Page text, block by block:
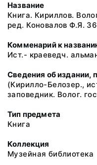
Название
Книга. Кириллов.
ред. Коновалов Ф.Я.
Комменарий к
Ист.- краеведч.
Сведения об издании,
(Кирилло-Белозер.,
заповедник. Волог.
Тип предмета
Книга
Коллекция
Музейная библиотека